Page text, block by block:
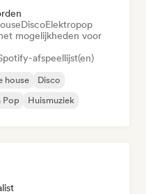
DiscoElektropop
mogelijkheden voor
afspeellijst(en)
house
Disco
Pop Huismuziek